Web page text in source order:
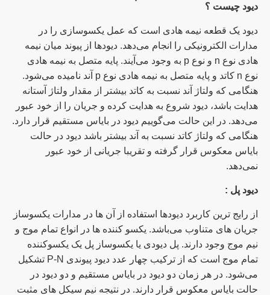
دیود چیست ؟
دیود یک قطعه نیمه هادی است که عمل یکسوسازی را در
مدارات الکترونیکی را انجام می‌دهد. دیودها از پیوند میان نیمه
هادی نوع n و نوع
p به وجود می‌آیند. پایه متصل به نیمه هادی
نوع n
کاتد و پایه متصل به نیمه هادی نوع p آند نامیده می‌شود.
هنگامی که ولتاژ آند نسبت به کاتد بیشتر از مقدار ولتاژ آستانه
هدایت باشد، دیود شروع به هدایت کرده و جریان را از خود عبور
می‌دهد. در این حالت می‌گوییم دیود در بایاس مستقیم قرار دارد.
هنگامی که ولتاژ کاتد نسبت به آند بیشتر باشد دیود در حالت
بایاس معکوس قرار گرفته و تقریبا جریانی از خود عبور
نمی‌دهد.
دیود پل :
از رایج ترین کاربرد دیودها استفاده از آن ها در مدارات یکسوساز
جریان های متناوب می‌باشد. یکسو کننده ها در انواع تمام موج و
نیم موج وجود دارند. پل دیودی یا یکسوساز پل یک یکسوکننده
تمام موج است که از ترکیب چهار عدد دیود پیوندی P-N تشکیل
می‌شود. در هر زمان دو دیود در بایاس مستقیم و دو دیود در
حالت بایاس معکوس قرار دارند. در نتیجه نیم سیکل های مثبت